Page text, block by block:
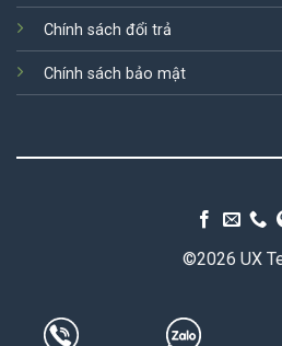
Chính sách đổi trả
Chính sách bảo mật
©2026 UX